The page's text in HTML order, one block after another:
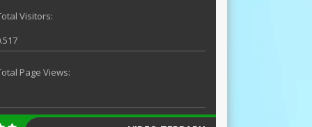
Visitors:
Page Views: